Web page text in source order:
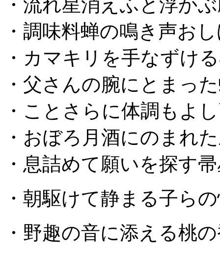
・流れ星消えふと浮か
・調味料蝉の鳴き声お
・カマキリを手なずけ
・父さんの腕にとまっ
・ことさらに体調もよ
・おぼろ月酒にのまれ
・息詰めて願いを探す
・朝駆けて静まる子ら
・野趣の音に添える桃